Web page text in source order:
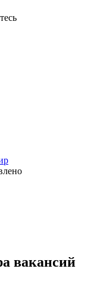
вакансий